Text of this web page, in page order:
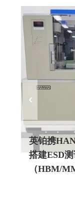
英铂携MPI
半自动高